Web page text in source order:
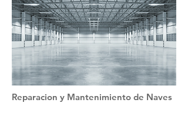
Reparacion y Mantenimiento de Naves